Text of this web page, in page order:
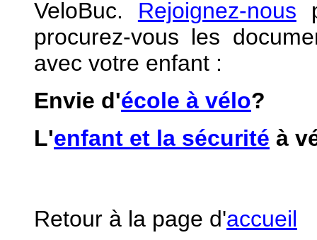
VeloBuc. Rejoignez-nous
procurez-vous les
avec votre enfant :
Envie d'école à vélo?
L'enfant et la sécurité à
Retour à la page d'accueil